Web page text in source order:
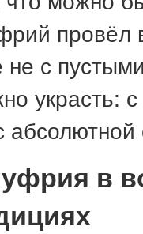
провёл
с
украсть:
в